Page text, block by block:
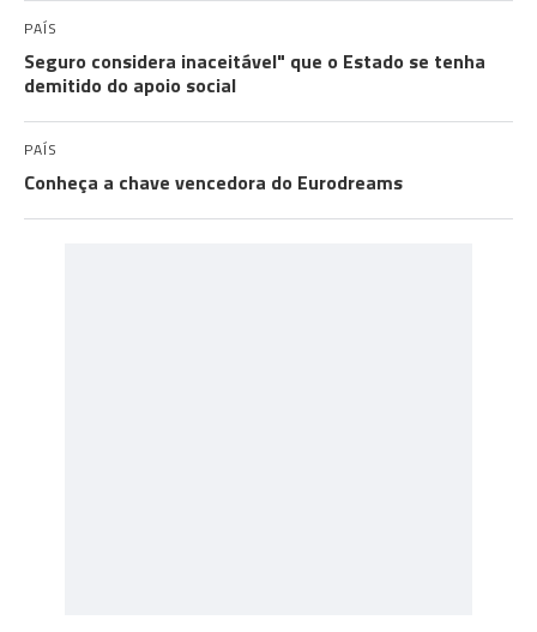
PAÍS
Seguro considera inaceitável" que o Estado se tenha
demitido do apoio social
PAÍS
Conheça a chave vencedora do Eurodreams